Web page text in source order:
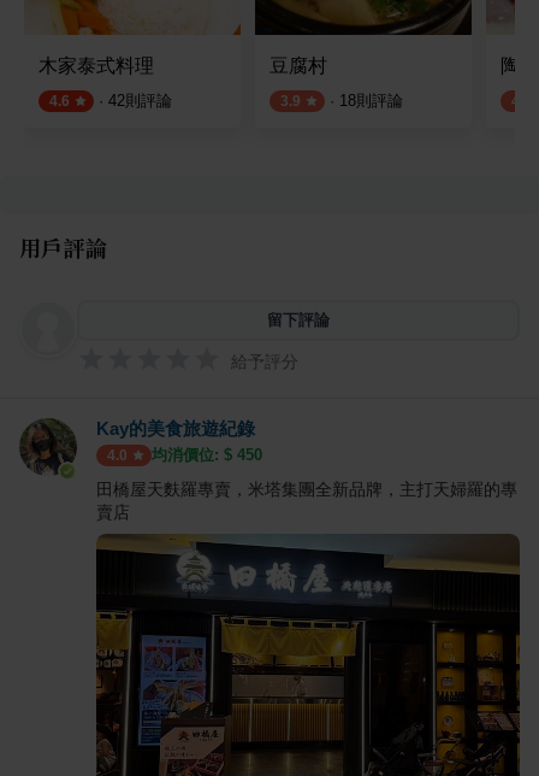
木家泰式料理
4.6 · 42則評論
豆腐村
3.9 · 18則評論
陶
4.0
用戶評論
留下評論
給予評分
Kay的美食旅遊紀錄
4.0 均消價位: $ 450
田橋屋天麩羅專賣，米塔集團全新品牌，主打天婦羅的專
賣店